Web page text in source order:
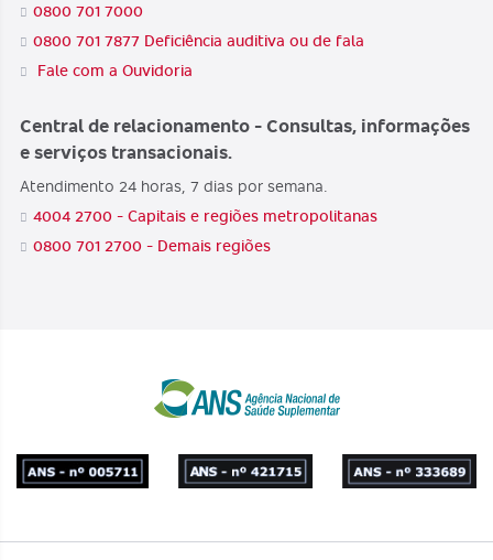
0800 701 7000
0800 701 7877 Deficiência auditiva ou de fala
Fale com a Ouvidoria
Central de relacionamento - Consultas, informações
e serviços transacionais.
Atendimento 24 horas, 7 dias por semana.
4004 2700 - Capitais e regiões metropolitanas
0800 701 2700 - Demais regiões